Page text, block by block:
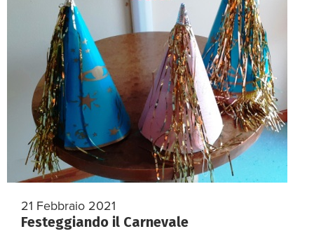
21 Febbraio 2021
Festeggiando il Carnevale